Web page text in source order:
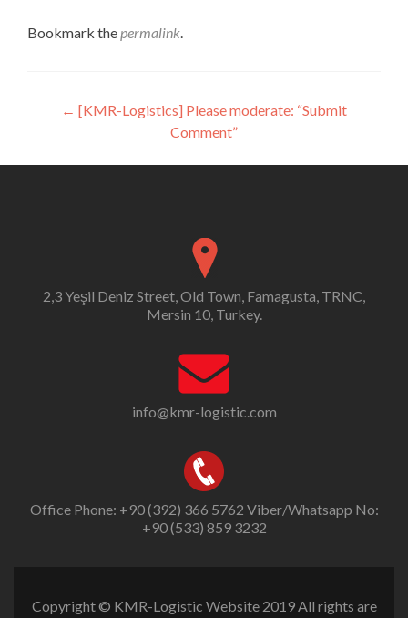
Bookmark thepermalink.
Post
navigation
← [KMR-Logistics] Please moderate: “Submit
Comment”
2,3 Yeşil Deniz Street, Old Town, Famagusta, TRNC,
Mersin 10, Turkey.
info@kmr-logistic.com
Office Phone: +90 (392) 366 5762 Viber/Whatsapp No:
+90 (533) 859 3232
Copyright © KMR-Logistic Website 2019 All rights are